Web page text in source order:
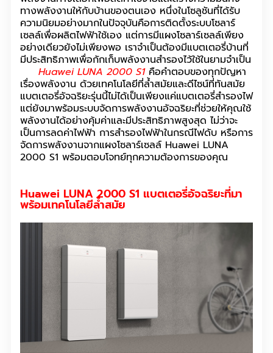
ทางพลังงานให้กับบ้านของตนเอง หนึ่งในโซลูชันที่ได้รับ
ความนิยมอย่างมากในปัจจุบันคือการติดตั้งระบบโซลาร์
เซลล์เพื่อผลิตไฟฟ้าใช้เอง แต่การมีแผงโซลาร์เซลล์เพียง
อย่างเดียวยังไม่เพียงพอ เราจำเป็นต้องมีแบตเตอรี่บ้านที่
มีประสิทธิภาพเพื่อกักเก็บพลังงานสำรองไว้ใช้ในยามจำเป็น
Huawei LUNA 2000 S1คือคำตอบของทุกปัญหา
เรื่องพลังงาน ด้วยเทคโนโลยีที่ล้ำสมัยและดีไซน์ที่ทันสมัย
แบตเตอรี่อัจฉริยะรุ่นนี้ไม่ได้เป็นเพียงแค่แบตเตอรี่สำรองไฟ
แต่ยังมาพร้อมระบบจัดการพลังงานอัจฉริยะที่ช่วยให้คุณใช้
พลังงานได้อย่างคุ้มค่าและมีประสิทธิภาพสูงสุด ไม่ว่าจะ
เป็นการลดค่าไฟฟ้า การสำรองไฟฟ้าในกรณีไฟดับ หรือการ
จัดการพลังงานจากแผงโซลาร์เซลล์ Huawei LUNA
2000 S1 พร้อมตอบโจทย์ทุกความต้องการของคุณ
Huawei LUNA 2000 S1 แบตเตอรี่อัจฉริยะที่มา
พร้อมเทคโนโลยีล้ำสมัย